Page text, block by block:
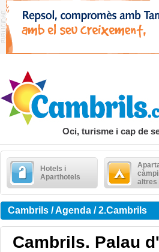
Oci, turisme i cap de
Hotels i
Aparthotels
altres
Cambrils / Agenda / 2.Cambrils
Cambrils. Palau